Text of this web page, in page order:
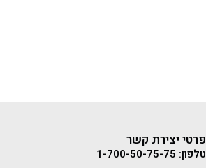
פרטי יצירת קשר
טלפון: 1-700-50-75-75